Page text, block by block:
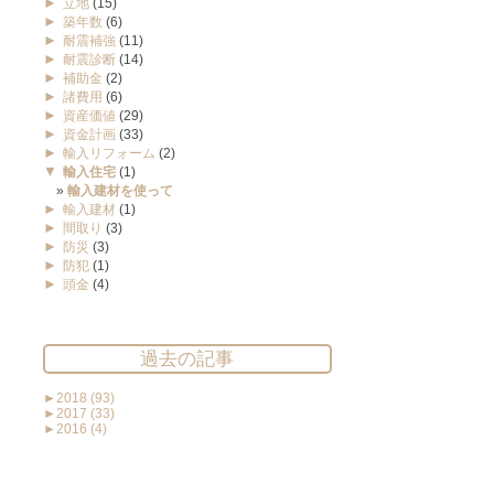
立地(15)
► 築年数 (6)
► 耐震補強 (11)
► 耐震診断(14)
► 補助金 (2)
► 諸費用 (6)
► 資産価値 (29)
► 資金計画(33)
► 輸入リフォーム (2)
▼ 輸入住宅(1)
輸入建材を使って
► 輸入建材(1)
► 間取り (3)
► 防災 (3)
► 防犯(1)
► 頭金 (4)
過去の記事
► 2018 (93)
► 2017 (33)
► 2016 (4)